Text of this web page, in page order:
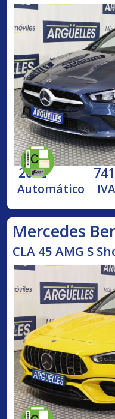
2022
Automático
Mercedes
CLA 45 AMG S